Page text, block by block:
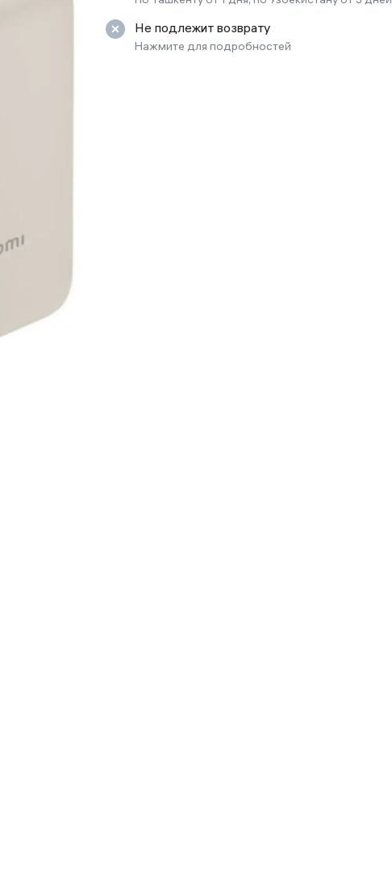
Очки виртуальной реальности
Не подлежит возврату
Нажмите для подробностей